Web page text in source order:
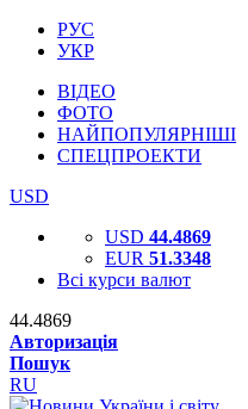
РУС
УКР
ВІДЕО
ФОТО
НАЙПОПУЛЯРНІШІ
СПЕЦПРОЕКТИ
USD
USD 44.4869
EUR 51.3348
Всі курси валют
44.4869
Авторизація
Пошук
RU